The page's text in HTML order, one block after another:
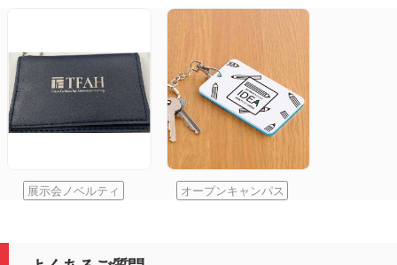
展示会ノベルティ オープンキャンパス